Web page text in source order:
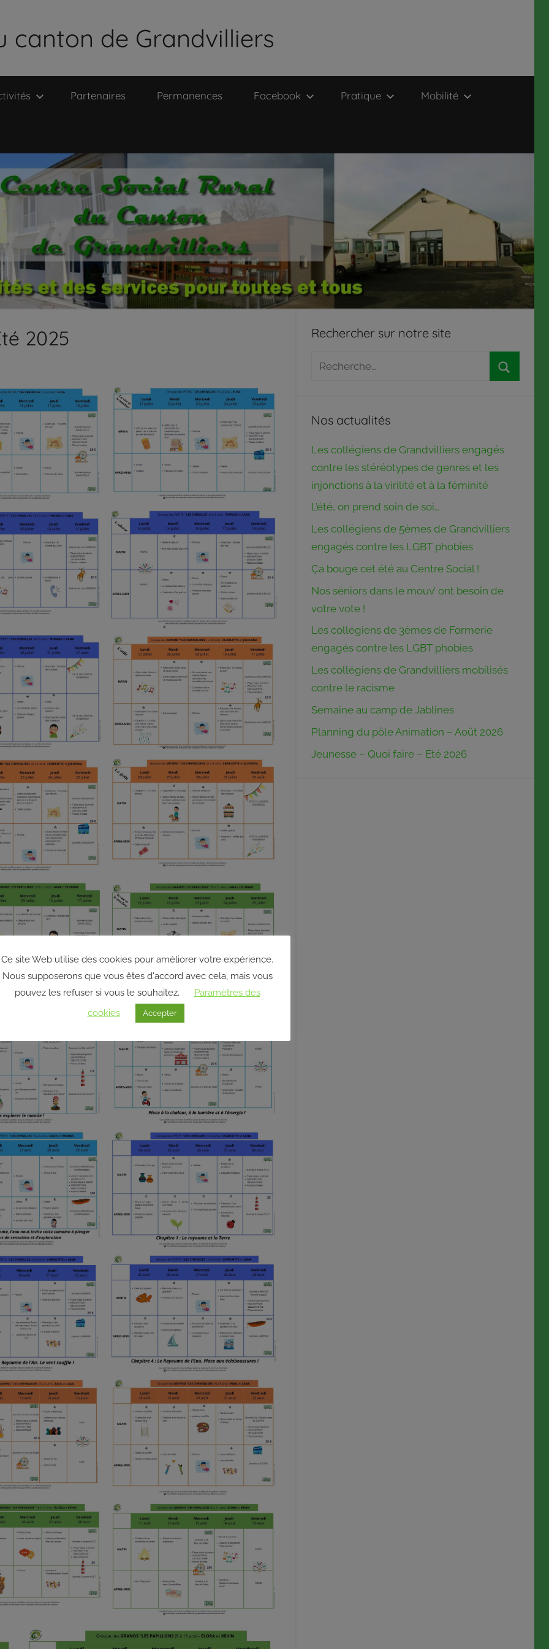
canton de Grandvilliers
Partenaires Permanences Facebook Pratique Mobilité
2025 Rechercher sur notre site
Recherche
Nos actualités
Les collégiens de Grandvilliers engagés
contre les stéréotypes de genres et les
injonctions à la virilité et à la féminité
L’été, on prend soin de soi…
Les collégiens de 5èmes de Grandvilliers
engagés contre les LGBT phobies
Ça bouge cet été au Centre Social !
Nos séniors dans le mouv’ ont besoin de
votre vote !
Les collégiens de 3èmes de Formerie
engagés contre les LGBT phobies
Les collégiens de Grandvilliers mobilisés
contre le racisme
Semaine au camp de Jablines
Planning du pôle Animation – Août 2026
Jeunesse – Quoi faire – Eté 2026
Ce site Web utilise des cookies pour améliorer votre expérience.
Nous supposerons que vous êtes d'accord avec cela, mais vous
pouvez les refuser si vous le souhaitez.
Paramètres des
cookies
Accepter